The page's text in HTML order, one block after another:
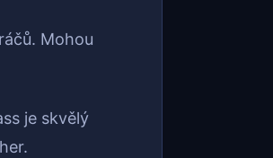
Mohou
je skvělý